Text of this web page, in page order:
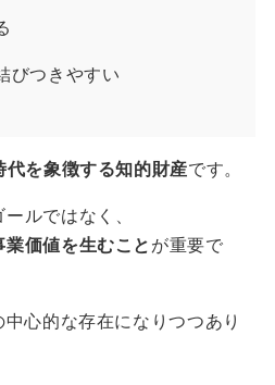
びつきやすい
代を象徴する知的財産です。
ルではなく、
価値を生むことが重要で
心的な存在になりつつあり